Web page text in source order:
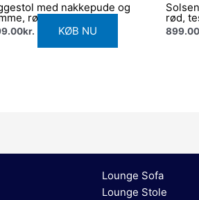
med nakkepude og
rød
kr. KØB NU
rød,
899.00
Lounge Sofa
Lounge Stole